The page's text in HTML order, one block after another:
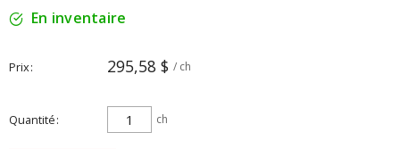
En inventaire
Prix 295,58 $ / ch
Quantité ch